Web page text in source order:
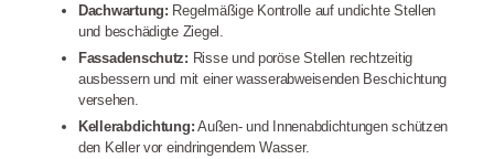
Dachwartung: Regelmäßige Kontrolle auf undichte Stellen
und beschädigte Ziegel.
Fassadenschutz: Risse und poröse Stellen rechtzeitig
ausbessern und mit einer wasserabweisenden Beschichtung
versehen.
Kellerabdichtung: Außen- und Innenabdichtungen schützen
den Keller vor eindringendem Wasser.